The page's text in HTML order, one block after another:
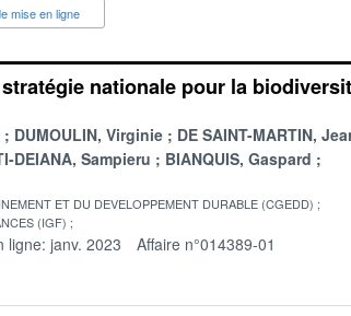
mise en ligne
nationale pour la
DUMOULIN, Virginie
DE SAINT-MARTIN,
DEIANA, Sampieru
BIANQUIS, Gaspard
ET DU DEVELOPPEMENT DURABLE (CGEDD)
(IGF)
ligne: janv. 2023 Affaire n°014389-01